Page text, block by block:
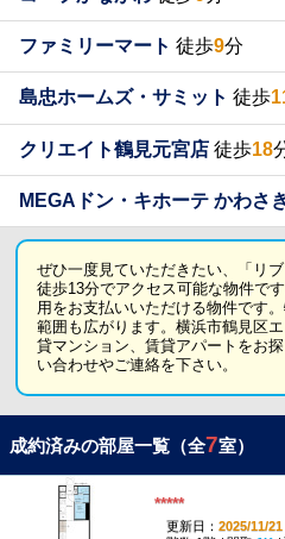
ファミリーマート 徒歩9分
島忠ホームズ・サミット 徒歩
クリエイト鶴見元宮店 徒歩18
MEGAドン・キホーテ かわさ
ぜひ一度見ていただきたい、「リ
徒歩13分でアクセス可能な物件で
用をお支払いいただける物件です
範囲も広がります。横浜市鶴見区
貸マンション、賃貸アパートをお
い合わせやご連絡を下さい。
成約済みの部屋一覧（全7室）
*****
更新日： 2025/11/21